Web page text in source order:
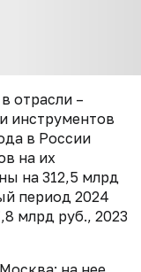
отрасли –
инструментов
в России
на их
на 312,5 млрд
период 2024
млрд руб., 2023